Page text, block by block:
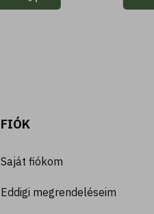
FIÓK
Saját fiókom
Eddigi megrendeléseim